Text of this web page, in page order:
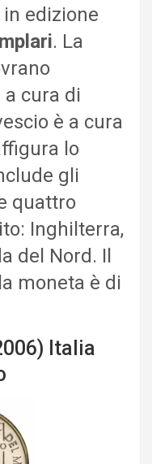
edizione
. La
a cura di
è a cura
lo
gli
quattro
Inghilterra,
del Nord. Il
moneta è di
Italia